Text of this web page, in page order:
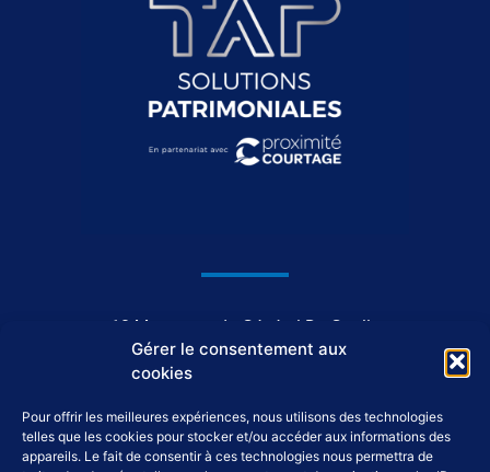
Gérer le consentement aux
cookies
Pour offrir les meilleures expériences, nous utilisons des technologies
telles que les cookies pour stocker et/ou accéder aux informations des
appareils. Le fait de consentir à ces technologies nous permettra de
1044, avenue du Général De Gaulle
37550 Saint-Avertin
02 46 46 98 98